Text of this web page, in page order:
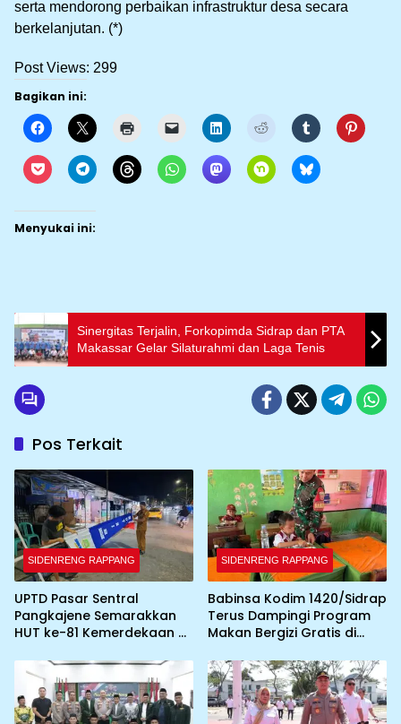
serta mendorong perbaikan infrastruktur desa secara
berkelanjutan. (*)
Post Views: 299
Bagikan ini:
Menyukai ini:
Sinergitas Terjalin, Forkopimda Sidrap dan PTA
Makassar Gelar Silaturahmi dan Laga Tenis
Pos Terkait
SIDENRENG RAPPANG
UPTD Pasar Sentral
Pangkajene Semarakkan
HUT ke-81 Kemerdekaan RI
Umbul-Umbul dan
Dekorasi Merah Putih
SIDENRENG RAPPANG
Babinsa Kodim 1420/Sidrap
Terus Dampingi Program
Makan Bergizi Gratis di